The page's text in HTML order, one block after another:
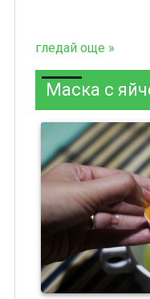
гледай още »
Маска с